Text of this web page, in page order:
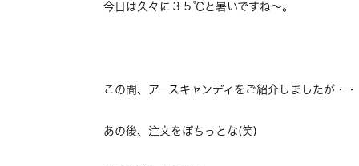
今日は久々に３５℃と暑いですね～。
この間、アースキャンディをご紹介しましたが・・
あの後、注文をぽちっとな(笑)